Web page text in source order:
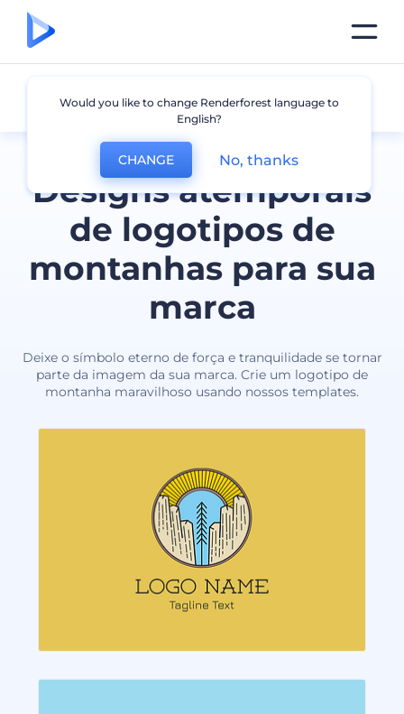
Designs atemporais
de logotipos de
montanhas para sua
marca
Deixe o símbolo eterno de força e tranquilidade se tornar
parte da imagem da sua marca. Crie um logotipo de
montanha maravilhoso usando nossos templates.
Montanha
Would you like to change Renderforest language to
English?
CHANGE No, thanks